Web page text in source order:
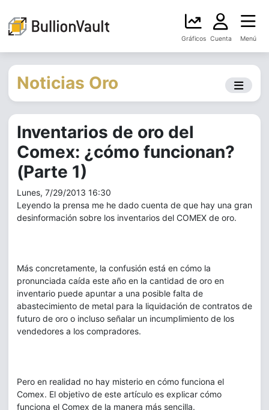
Gráficos Cuenta Menú
Noticias Oro
Inventarios de oro del
Comex: ¿cómo funcionan?
(Parte 1)
Lunes, 7/29/2013 16:30
Leyendo la prensa me he dado cuenta de que hay una gran
desinformación sobre los inventarios del COMEX de oro.
Más concretamente, la confusión está en cómo la
pronunciada caída este año en la cantidad de oro en
inventario puede apuntar a una posible falta de
abastecimiento de metal para la liquidación de contratos de
futuro de oro o incluso señalar un incumplimiento de los
vendedores a los compradores.
Pero en realidad no hay misterio en cómo funciona el
Comex. El objetivo de este artículo es explicar cómo
funciona el Comex de la manera más sencilla.